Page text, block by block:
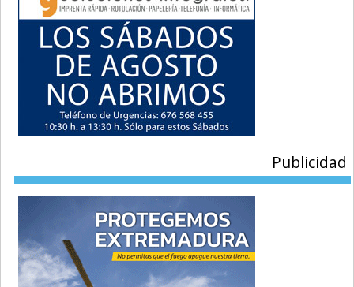
Publicidad